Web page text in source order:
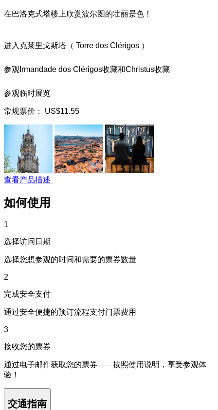
在巴洛克式塔楼上欣赏波尔图的壮丽景色！
进入克莱里戈斯塔（ Torre dos Clérigos ）
参观Irmandade dos Clérigos收藏和Christus收藏
参观临时展览
常规票价： US$11.55
查看产品描述
如何使用
1
选择访问日期
选择您想参观的时间和需要的票券数量
2
完成安全支付
通过安全便捷的预订流程支付门票费用
3
接收您的票券
通过电子邮件获取您的票券——按照使用说明，享受参观体
验！
交通指南